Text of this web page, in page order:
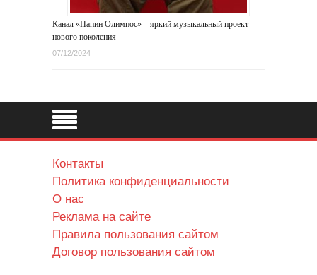
Канал «Папин Олимпос» – яркий музыкальный проект
нового поколения
07/12/2024
Контакты
Политика конфиденциальности
О нас
Реклама на сайте
Правила пользования сайтом
Договор пользования сайтом